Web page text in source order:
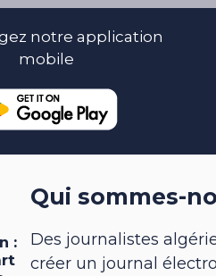
notre application
mobile
Qui sommes-
Des journalistes
créer un journal